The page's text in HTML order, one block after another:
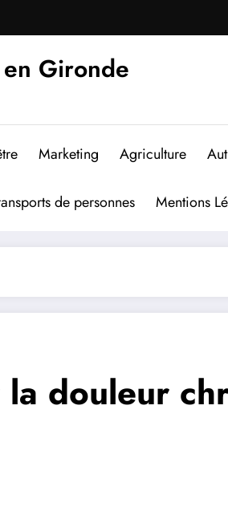
Gironde
Marketing Agriculture
de personnes Mentions
douleur